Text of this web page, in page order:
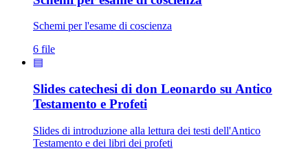
Schemi per l'esame di coscienza
6 file
▤
Slides catechesi di don Leonardo su Antico
Testamento e Profeti
Slides di introduzione alla lettura dei testi dell'Antico
Testamento e dei libri dei profeti